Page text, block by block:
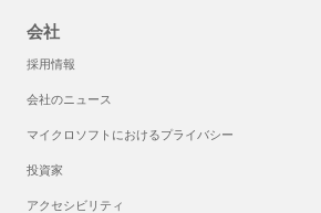
会社
採用情報
会社のニュース
マイクロソフトにおけるプライバシー
投資家
アクセシビリティ